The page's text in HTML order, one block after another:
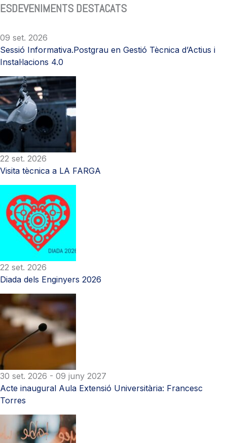
ESDEVENIMENTS DESTACATS
09 set. 2026
Sessió Informativa.Postgrau en Gestió Tècnica d’Actius i
Instal·lacions 4.0
22 set. 2026
Visita tècnica a LA FARGA
22 set. 2026
Diada dels Enginyers 2026
30 set. 2026 - 09 juny 2027
Acte inaugural Aula Extensió Universitària: Francesc
Torres